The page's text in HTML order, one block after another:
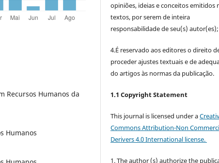
Recursos Humanos da
Humanos
opiniões, ideias e conceitos emitidos
textos, por serem de inteira
responsabilidade de seu(s) autor(es);
4.É reservado aos editores o direito
proceder ajustes textuais e de
do artigos às normas da publicação.
1.1 Copyright Statement
This journal is licensed under a
Commons Attribution-Non
Derivers 4.0 International license.
1. The author (s) authorize the